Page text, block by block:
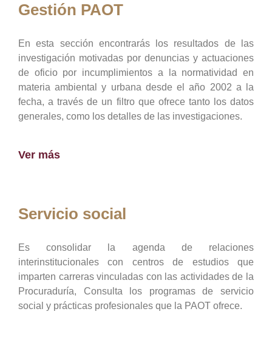
Gestión PAOT
En esta sección encontrarás los resultados de las
investigación motivadas por denuncias y actuaciones
de oficio por incumplimientos a la normatividad en
materia ambiental y urbana desde el año 2002 a la
fecha, a través de un filtro que ofrece tanto los datos
generales, como los detalles de las investigaciones.
Ver más
Servicio social
Es consolidar la agenda de relaciones
interinstitucionales con centros de estudios que
imparten carreras vinculadas con las actividades de la
Procuraduría, Consulta los programas de servicio
social y prácticas profesionales que la PAOT ofrece.